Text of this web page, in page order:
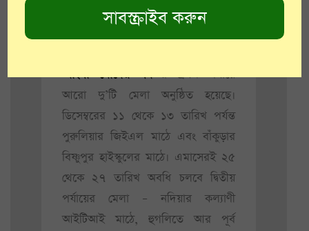
‘বাংলা মোদের গর্ব’-র প্রথম পর্যায়ে
আরো দু’টি মেলা অনুষ্ঠিত হয়েছে।
ডিসেম্বরের ১১ থেকে ১৩ তারিখ পর্যন্ত
পুরুলিয়ার জিইএল মাঠে এবং বাঁকুড়ার
বিষ্ণুপুর হাইস্কুলের মাঠে। এমাসেরই ২৫
থেকে ২৭ তারিখ অবধি চলবে দ্বিতীয়
পর্যায়ের মেলা – নদিয়ার কল্যাণী
আইটিআই মাঠে, হুগলিতে আর পূর্ব